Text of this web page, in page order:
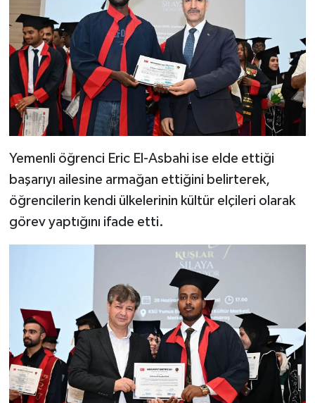
Yemenli öğrenci Eric El-Asbahi ise elde ettiği
başarıyı ailesine armağan ettiğini belirterek,
öğrencilerin kendi ülkelerinin kültür elçileri olarak
görev yaptığını ifade etti.